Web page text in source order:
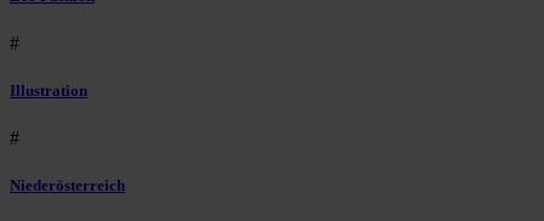
#
Illustration
#
Niederösterreich